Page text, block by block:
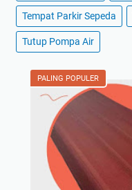
Tempat Parkir Sepeda
Tutup Pompa Air
PALING POPULER